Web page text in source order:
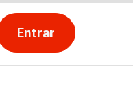
Entrar